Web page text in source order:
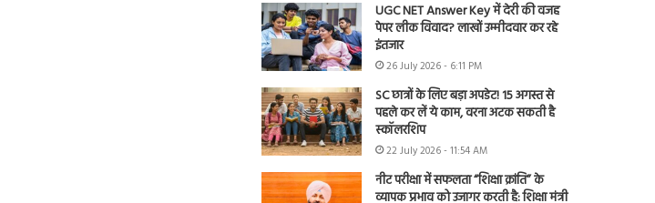
UGC NET Answer Key में देरी की वजह
पेपर लीक विवाद? लाखों उम्मीदवार कर रहे
इंतजार
26 July 2026 - 6:11 PM
SC छात्रों के लिए बड़ा अपडेट! 15 अगस्त से
पहले कर लें ये काम, वरना अटक सकती है
स्कॉलरशिप
22 July 2026 - 11:54 AM
नीट परीक्षा में सफलता “शिक्षा क्रांति” के
व्यापक प्रभाव को उजागर करती है: शिक्षा मंत्री